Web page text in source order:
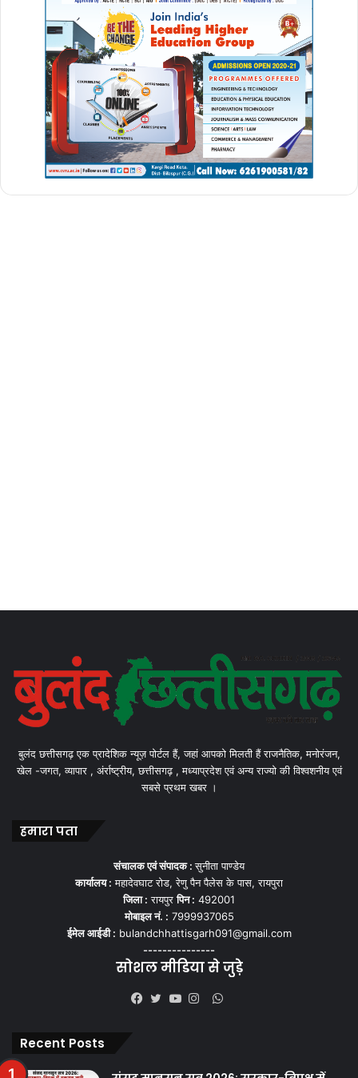
बुलंद छत्तीसगढ़ एक प्रादेशिक न्यूज़ पोर्टल हैं, जहां आपको मिलती हैं राजनैतिक, मनोरंजन,
खेल -जगत, व्यापार , अंर्राष्ट्रीय, छत्तीसगढ़ , मध्याप्रदेश एवं अन्य राज्यो की विश्वशनीय एवं
सबसे प्रथम खबर ।
हमारा पता
संचालक एवं संपादक :सुनीता पाण्डेय
कार्यालय : महादेवघाट रोड, रेणु पैन पैलेस के पास, रायपुरा
जिला : रायपुरपिन : 492001
मोबाइल नं. : 7999937065
ईमेल आईडी : bulandchhattisgarh091@gmail.com
---------------
सोशल मीडिया से जुड़े
WhatsApp
Recent Posts